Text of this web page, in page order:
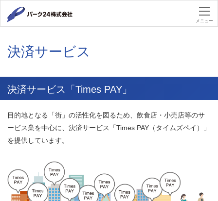
パーク２
メニュー
決済サービス
決済サービス「Times PAY」
目的地となる「街」の活性化を図るため、飲食店・小売店等のサ
ービス業を中心に、決済サービス「Times PAY（タイムズペイ）」
を提供しています。